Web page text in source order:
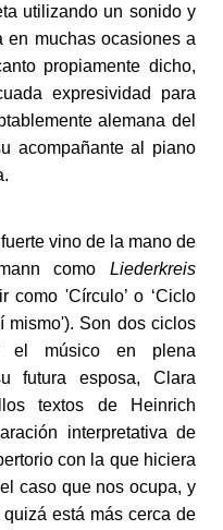
utilizando un sonido y
en muchas ocasiones a
propiamente dicho,
expresividad para
alemana del
acompañante al piano
vino de la mano de
como Liederkreis
como 'Círculo’ o ‘Ciclo
mismo'). Son dos ciclos
el músico en plena
futura esposa, Clara
textos de Heinrich
interpretativa de
con la que hiciera
caso que nos ocupa, y
está más cerca de